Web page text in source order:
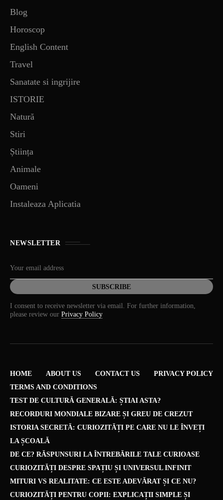
Blog
Horoscop
English Content
Travel
Sanatate si ingrijire
ISTORIE
Natură
Stiri
Știința
Animale
Oameni
Instaleaza Aplicatia
NEWSLETTER
I consent to receive newsletter via email. For further information,
please review our Privacy Policy
HOME ABOUT US CONTACT US
PRIVACY POLICY
TERMS AND CONDITIONS
TEST DE CULTURĂ GENERALĂ: ȘTIAI ASTA?
RECORDURI MONDIALE BIZARE ȘI GREU DE CREZUT
ISTORIA SECRETĂ: CURIOZITĂȚI PE CARE NU LE ÎNVEȚI
LA ȘCOALĂ
DE CE? RĂSPUNSURI LA ÎNTREBĂRILE TALE CURIOASE
CURIOZITĂȚI DESPRE SPAȚIU ȘI UNIVERSUL INFINIT
MITURI VS REALITATE: CE ESTE ADEVĂRAT ȘI CE NU?
CURIOZITĂȚI PENTRU COPII: EXPLICAȚII SIMPLE ȘI